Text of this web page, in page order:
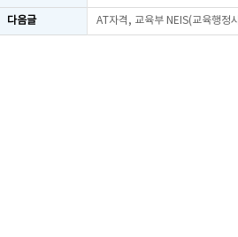
다음글 AT자격, 교육부 NEIS(교육행정